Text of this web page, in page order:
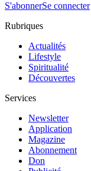
S'abonnerSe connecter
Rubriques
Actualités
Lifestyle
Spiritualité
Découvertes
Services
Newsletter
Application
Magazine
Abonnement
Don